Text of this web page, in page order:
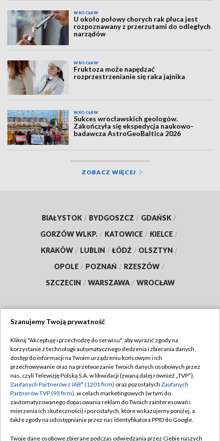
WROCŁAW
U około połowy chorych rak płuca jest
rozpoznawany z przerzutami do odległych
narządów
WROCŁAW
Fruktoza może napędzać
rozprzestrzenianie się raka jajnika
WROCŁAW
Sukces wrocławskich geologów.
Zakończyła się ekspedycja naukowo-
badawcza AstroGeoBaltica 2026
ZOBACZ WIĘCEJ
BIAŁYSTOK / BYDGOSZCZ / GDAŃSK /
GORZÓW WLKP. / KATOWICE / KIELCE /
KRAKÓW / LUBLIN / ŁÓDŹ / OLSZTYN /
OPOLE / POZNAŃ / RZESZÓW /
SZCZECIN / WARSZAWA / WROCŁAW
TVP
Abonament TVP
Emisja w TVP
Centrum informacji TVP
Naziemna Telewizja Cyfrowa
Regulamin TVP
Polityka prywatności
Moje zgody
Pomoc
Szanujemy Twoją prywatność
Kliknij "Akceptuję i przechodzę do serwisu", aby wyrazić zgody na
korzystanie z technologii automatycznego śledzenia i zbierania danych,
dostęp do informacji na Twoim urządzeniu końcowym i ich
przechowywanie oraz na przetwarzanie Twoich danych osobowych przez
nas, czyli Telewizję Polską S.A. w likwidacji (zwaną dalej również „TVP”),
Zaufanych Partnerów z IAB* (1201 firm) oraz pozostałych Zaufanych
Partnerów TVP (93 firm), w celach marketingowych (w tym do
zautomatyzowanego dopasowania reklam do Twoich zainteresowań i
mierzenia ich skuteczności) i pozostałych, które wskazujemy poniżej, a
także zgody na udostępnianie przez nas identyfikatora PPID do Google.
Twoje dane osobowe zbierane podczas odwiedzania przez Ciebie naszych